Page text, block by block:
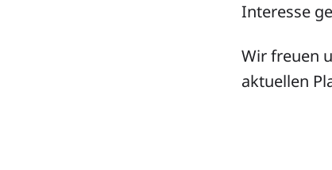
Interesse
Wir freuen
aktuellen